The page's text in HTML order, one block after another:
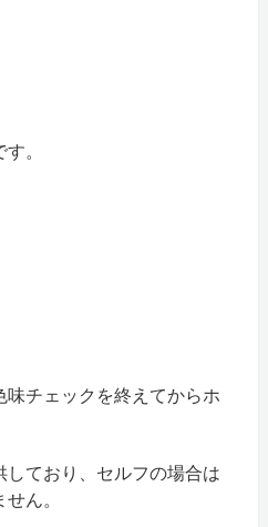
。
チェックを終えてからホ
ており、セルフの場合は
ん。